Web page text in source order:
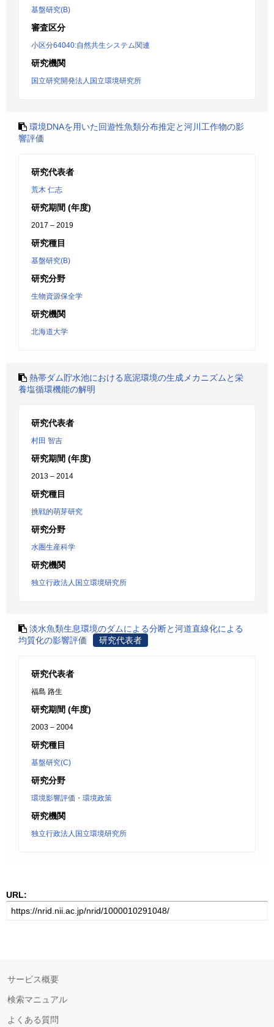
基盤研究(B)
審査区分
小区分64040:自然共生システム関連
研究機関
国立研究開発法人国立環境研究所
環境DNAを用いた回遊性魚類分布推定と河川工作物の影
響評価
研究代表者
荒木 仁志
研究期間 (年度)
2017 – 2019
研究種目
基盤研究(B)
研究分野
生物資源保全学
研究機関
北海道大学
熱帯ダム貯水池における底泥環境の生成メカニズムと栄
養塩循環機能の解明
研究代表者
村田 智吉
研究期間 (年度)
2013 – 2014
研究種目
挑戦的萌芽研究
研究分野
水圏生産科学
研究機関
独立行政法人国立環境研究所
淡水魚類生息環境のダムによる分断と河道直線化による
均質化の影響評価
研究代表者
研究代表者
福島 路生
研究期間 (年度)
2003 – 2004
研究種目
基盤研究(C)
研究分野
環境影響評価・環境政策
研究機関
独立行政法人国立環境研究所
URL:
サービス概要
検索マニュアル
よくある質問